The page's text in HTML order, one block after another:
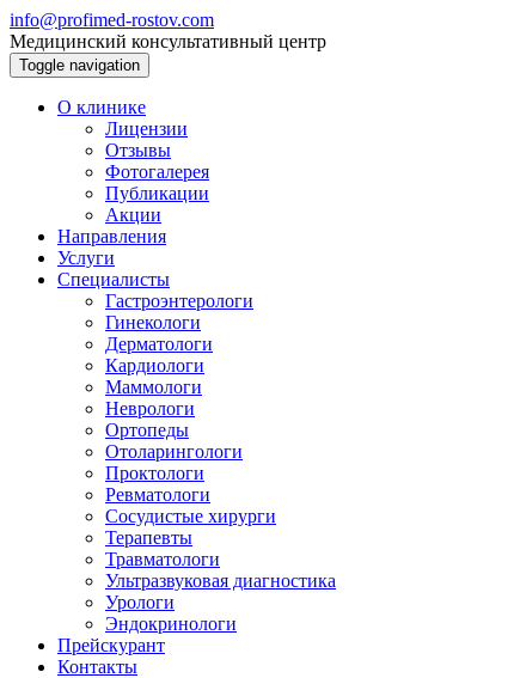
info@profimed-rostov.com
Медицинский консультативный центр
Toggle navigation
О клинике
Лицензии
Отзывы
Фотогалерея
Публикации
Акции
Направления
Услуги
Специалисты
Гастроэнтерологи
Гинекологи
Дерматологи
Кардиологи
Маммологи
Неврологи
Ортопеды
Отоларингологи
Проктологи
Ревматологи
Сосудистые хирурги
Терапевты
Травматологи
Ультразвуковая диагностика
Урологи
Эндокринологи
Прейскурант
Контакты